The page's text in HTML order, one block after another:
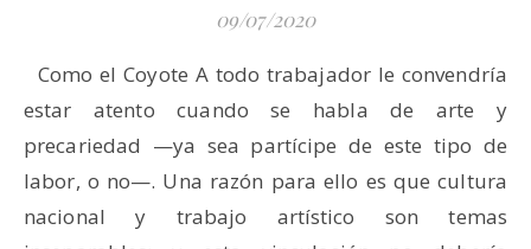
09/07/2020
Como el Coyote A todo trabajador le convendría
estar atento cuando se habla de arte y
precariedad —ya sea partícipe de este tipo de
labor, o no—. Una razón para ello es que cultura
nacional y trabajo artístico son temas